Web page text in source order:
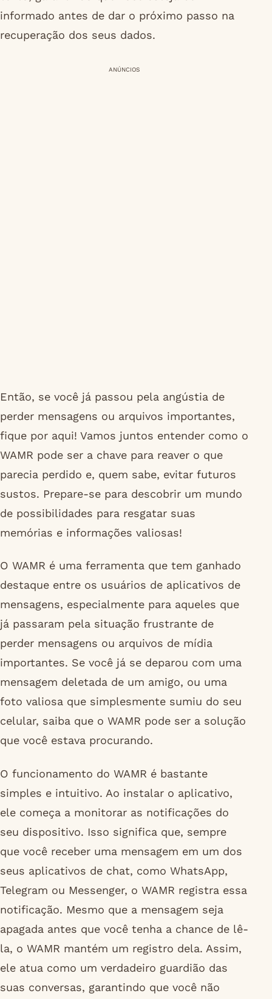
informado antes de dar o próximo passo na
recuperação dos seus dados.
ANÚNCIOS
Então, se você já passou pela angústia de
perder mensagens ou arquivos importantes,
fique por aqui! Vamos juntos entender como o
WAMR pode ser a chave para reaver o que
parecia perdido e, quem sabe, evitar futuros
sustos. Prepare-se para descobrir um mundo
de possibilidades para resgatar suas
memórias e informações valiosas!
O WAMR é uma ferramenta que tem ganhado
destaque entre os usuários de aplicativos de
mensagens, especialmente para aqueles que
já passaram pela situação frustrante de
perder mensagens ou arquivos de mídia
importantes. Se você já se deparou com uma
mensagem deletada de um amigo, ou uma
foto valiosa que simplesmente sumiu do seu
celular, saiba que o WAMR pode ser a solução
que você estava procurando.
O funcionamento do WAMR é bastante
simples e intuitivo. Ao instalar o aplicativo,
ele começa a monitorar as notificações do
seu dispositivo. Isso significa que, sempre
que você receber uma mensagem em um dos
seus aplicativos de chat, como WhatsApp,
Telegram ou Messenger, o WAMR registra essa
notificação. Mesmo que a mensagem seja
apagada antes que você tenha a chance de lê-
la, o WAMR mantém um registro dela. Assim,
ele atua como um verdadeiro guardião das
suas conversas, garantindo que você não